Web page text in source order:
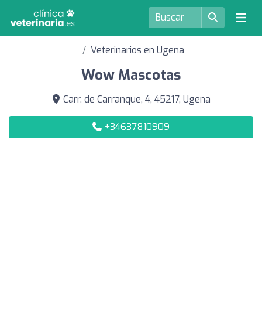
Veterinarios en Ugena
Wow Mascotas
Carr. de Carranque, 4, 45217, Ugena
+34637810909